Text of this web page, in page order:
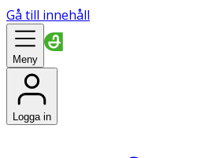
Gå till innehåll
Meny
Logga in